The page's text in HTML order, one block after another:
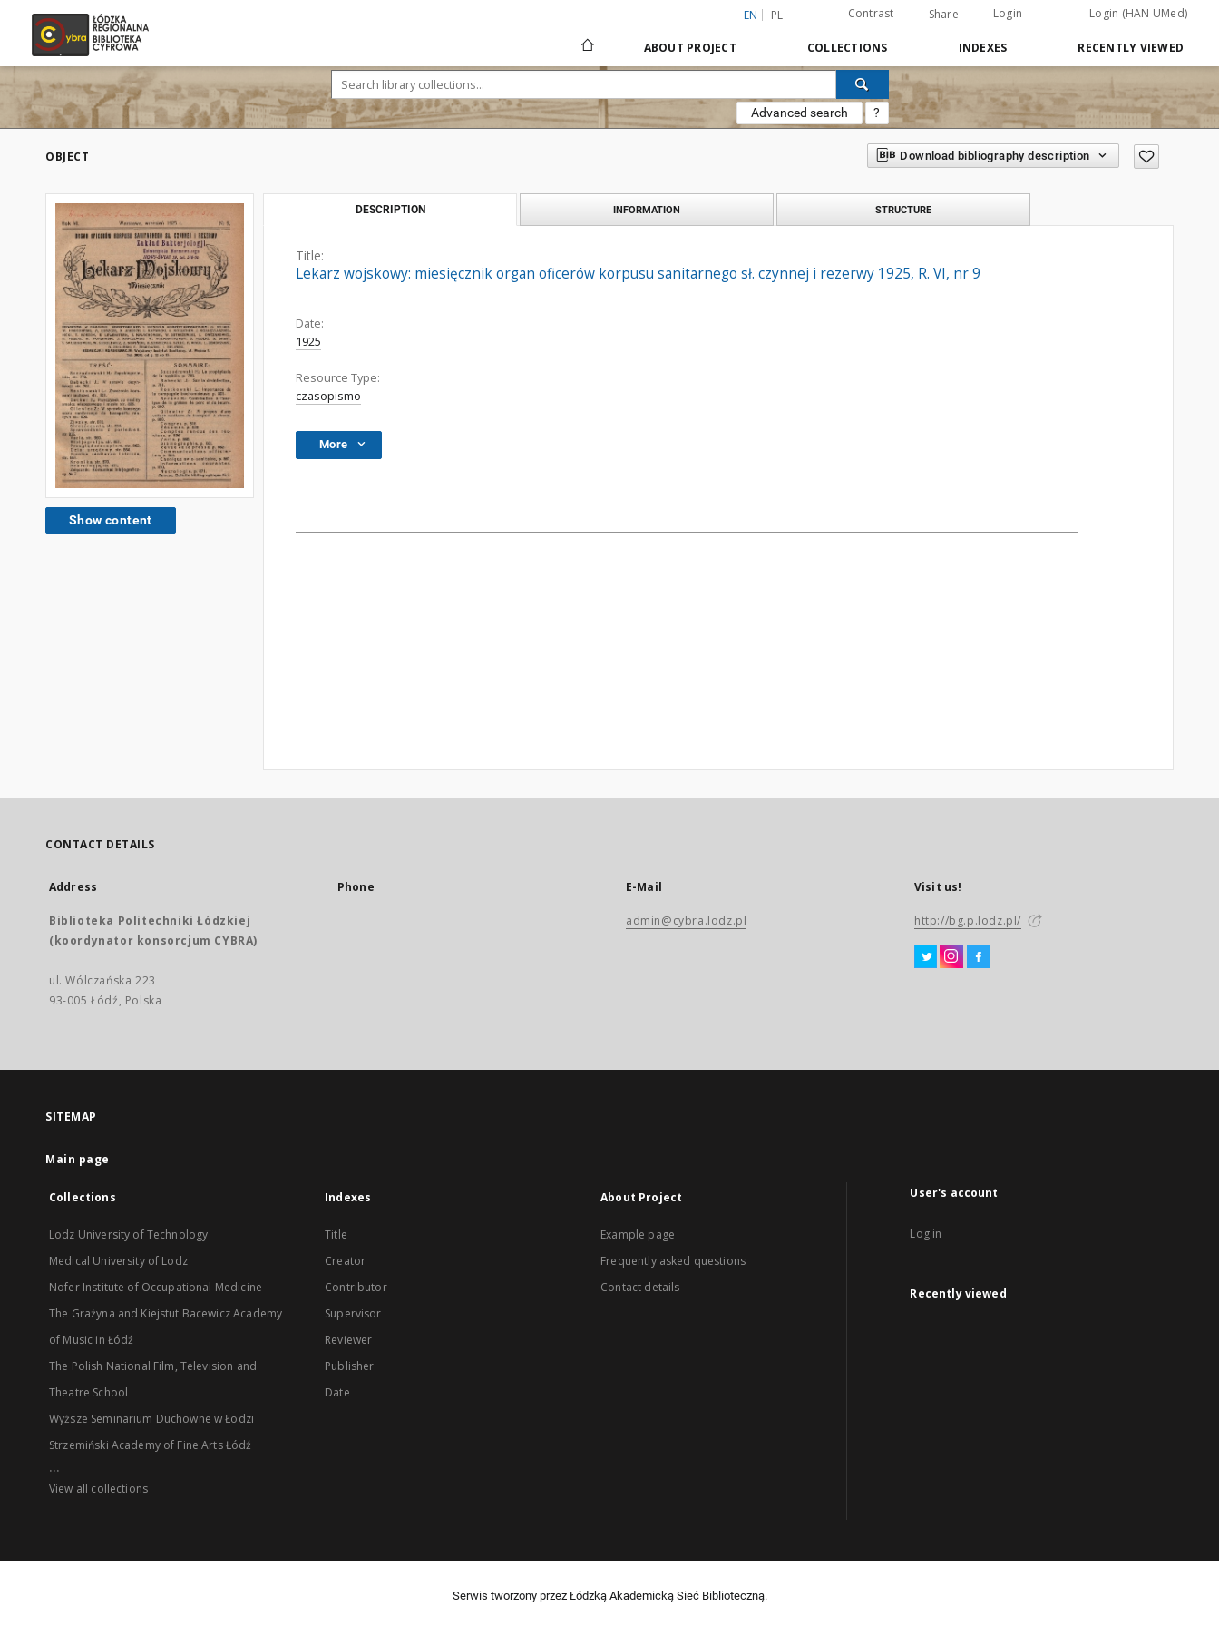
EN PL Contrast Share Login Login (HAN UMed)
ABOUT PROJECT COLLECTIONS INDEXES RECENTLY VIEWED
Advanced search ?
OBJECT Download bibliography description
Show content
DESCRIPTION INFORMATION STRUCTURE
Title:
Lekarz wojskowy: miesięcznik organ oficerów korpusu sanitarnego sł. czynnej i rezerwy 1925, R. VI, nr 9
Date:
1925
Resource Type:
czasopismo
More
CONTACT DETAILS
Address
Biblioteka Politechniki Łódzkiej
(koordynator konsorcjum CYBRA)
ul. Wólczańska 223
93-005 Łódź, Polska
Phone E-Mail
admin@cybra.lodz.pl
Visit us!
http://bg.p.lodz.pl/
SITEMAP
Main page
Collections
Lodz University of Technology
Medical University of Lodz
Nofer Institute of Occupational Medicine
The Grażyna and Kiejstut Bacewicz Academy
of Music in Łódź
The Polish National Film, Television and
Theatre School
Wyższe Seminarium Duchowne w Łodzi
Strzemiński Academy of Fine Arts Łódź
...
View all collections
Indexes
Title
Creator
Contributor
Supervisor
Reviewer
Publisher
Date
About Project
Example page
Frequently asked questions
Contact details
User's account
Log in
Recently viewed
Serwis tworzony przez Łódzką Akademicką Sieć Biblioteczną.